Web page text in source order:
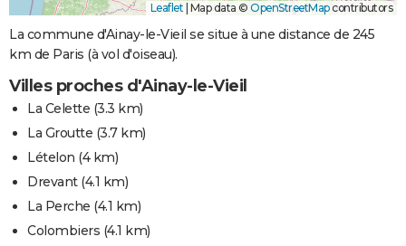
Leaflet Map data © OpenStreetMapcontributors
La commune d'Ainay-le-Vieil se situe à une distance de 245
km de Paris (à vol d'oiseau).
Villes proches d'Ainay-le-Vieil
La Celette (3.3 km)
La Groutte (3.7 km)
Lételon (4 km)
Drevant(4.1 km)
La Perche (4.1 km)
Colombiers (4.1 km)